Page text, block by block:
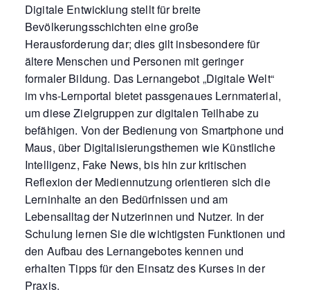
Digitale Entwicklung stellt für breite
Bevölkerungsschichten eine große
Herausforderung dar; dies gilt insbesondere für
ältere Menschen und Personen mit geringer
formaler Bildung. Das Lernangebot „Digitale Welt“
im vhs-Lernportal bietet passgenaues Lernmaterial,
um diese Zielgruppen zur digitalen Teilhabe zu
befähigen. Von der Bedienung von Smartphone und
Maus, über Digitalisierungsthemen wie Künstliche
Intelligenz, Fake News, bis hin zur kritischen
Reflexion der Mediennutzung orientieren sich die
Lerninhalte an den Bedürfnissen und am
Lebensalltag der Nutzerinnen und Nutzer. In der
Schulung lernen Sie die wichtigsten Funktionen und
den Aufbau des Lernangebotes kennen und
erhalten Tipps für den Einsatz des Kurses in der
Praxis.